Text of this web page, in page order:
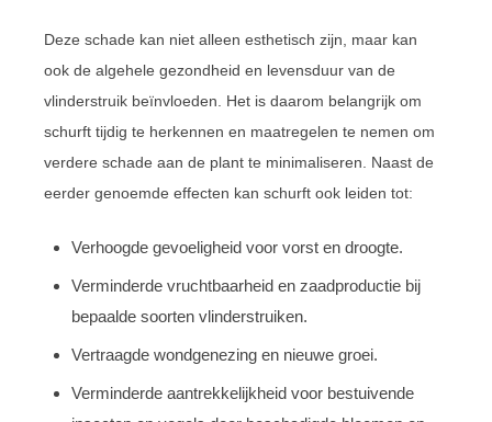
Deze schade kan niet alleen esthetisch zijn, maar kan
ook de algehele gezondheid en levensduur van de
vlinderstruik beïnvloeden. Het is daarom belangrijk om
schurft tijdig te herkennen en maatregelen te nemen om
verdere schade aan de plant te minimaliseren. Naast de
eerder genoemde effecten kan schurft ook leiden tot:
Verhoogde gevoeligheid voor vorst en droogte.
Verminderde vruchtbaarheid en zaadproductie bij
bepaalde soorten vlinderstruiken.
Vertraagde wondgenezing en nieuwe groei.
Verminderde aantrekkelijkheid voor bestuivende